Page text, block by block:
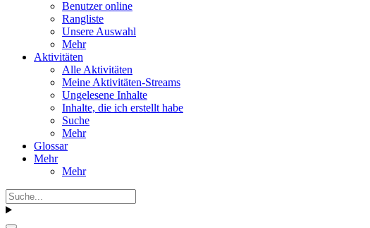
Benutzer online
Rangliste
Unsere Auswahl
Mehr
Aktivitäten
Alle Aktivitäten
Meine Aktivitäten-Streams
Ungelesene Inhalte
Inhalte, die ich erstellt habe
Suche
Mehr
Glossar
Mehr
Mehr